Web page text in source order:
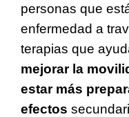
personas que
enfermedad a
terapias que
mejorar la
estar más
efectos